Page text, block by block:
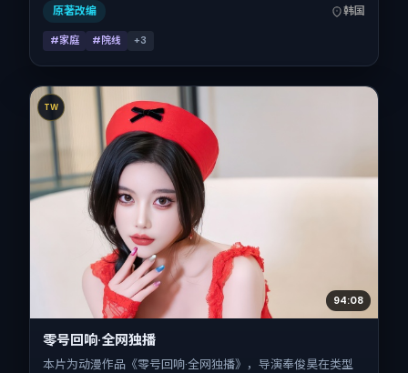
钟，适合喜欢强情节与细腻表演的观众。
原著改编 韩国
#家庭 #院线 +3
TW
94:08
零号回响·全网独播
本片为动漫作品《零号回响·全网独播》，导演奉俊昊在类型